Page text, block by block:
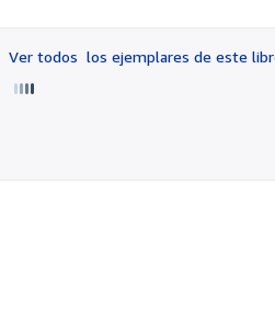
Ver todos los ejemplares de este